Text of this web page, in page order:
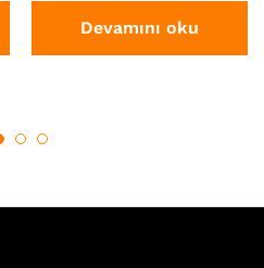
Devamını oku